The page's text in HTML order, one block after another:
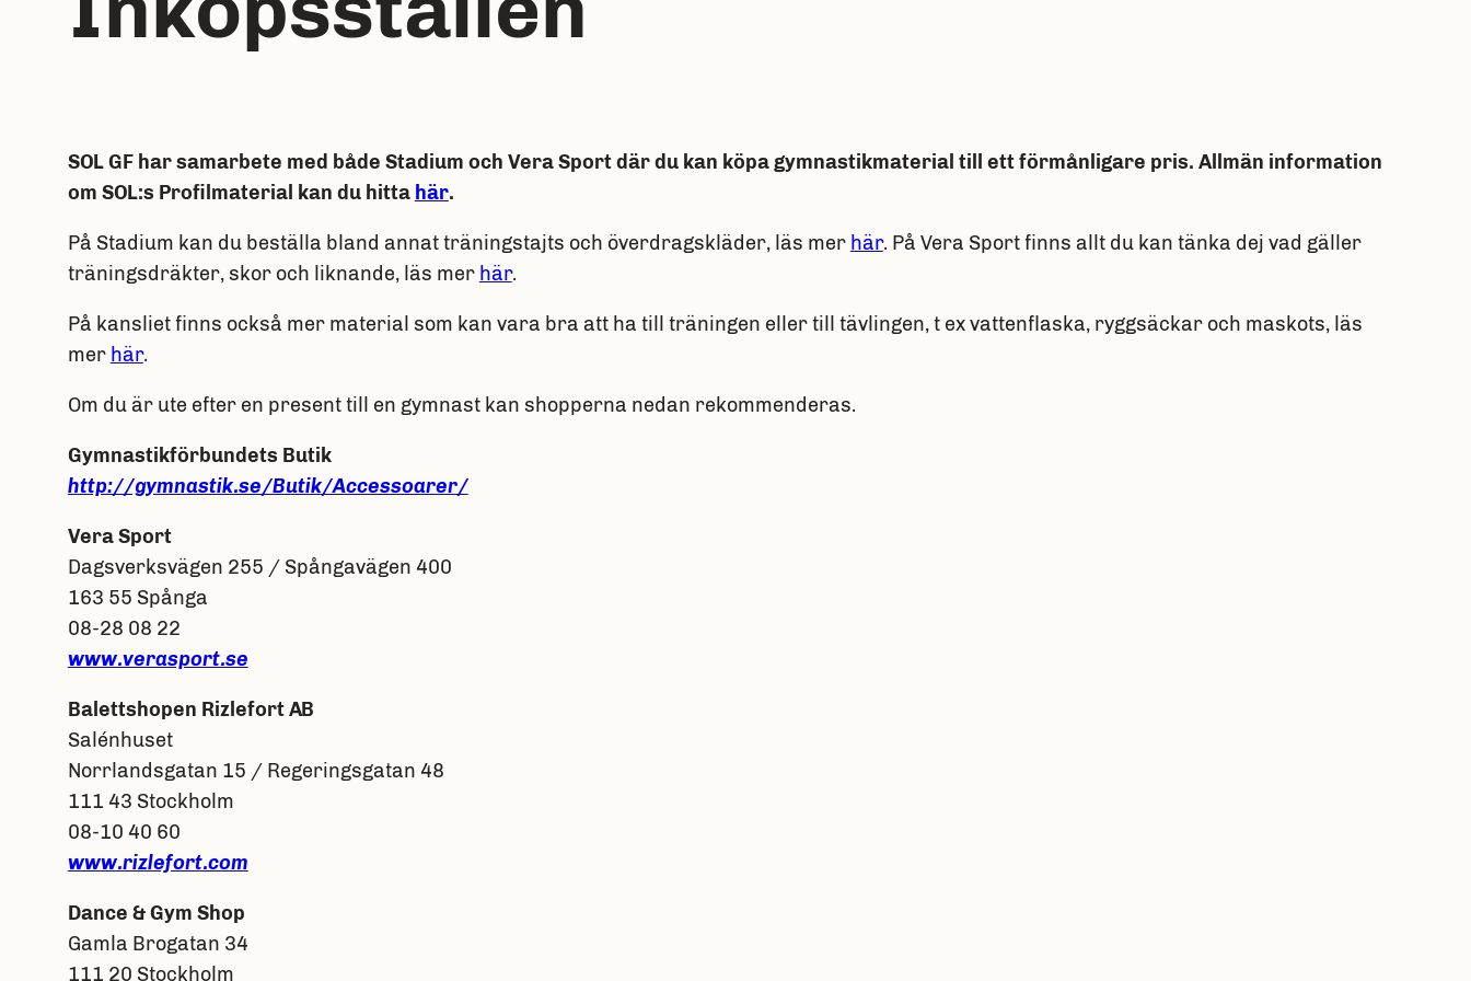
SOL GF har samarbete med både Stadium och Vera Sport där du kan köpa gymnastikmaterial till ett förmånligare pris. Allmän information
om SOL:s Profilmaterial kan du hitta här.
På Stadium kan du beställa bland annat träningstajts och överdragskläder, läs mer här. På Vera Sport finns allt du kan tänka dej vad gäller
träningsdräkter, skor och liknande, läs mer här.
På kansliet finns också mer material som kan vara bra att ha till träningen eller till tävlingen, t ex vattenflaska, ryggsäckar och maskots, läs
mer här.
Om du är ute efter en present till en gymnast kan shopperna nedan rekommenderas.
Gymnastikförbundets Butik
http://gymnastik.se/Butik/Accessoarer/
Vera Sport
Dagsverksvägen 255 / Spångavägen 400
163 55 Spånga
08-28 08 22
www.verasport.se
Balettshopen Rizlefort AB
Salénhuset
Norrlandsgatan 15 / Regeringsgatan 48
111 43 Stockholm
08-10 40 60
www.rizlefort.com
Dance & Gym Shop
Gamla Brogatan 34
111 20 Stockholm